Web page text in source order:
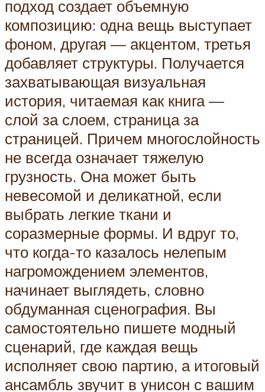
подход создает объемную
композицию: одна вещь выступает
фоном, другая — акцентом, третья
добавляет структуры. Получается
захватывающая визуальная
история, читаемая как книга —
слой за слоем, страница за
страницей. Причем многослойность
не всегда означает тяжелую
грузность. Она может быть
невесомой и деликатной, если
выбрать легкие ткани и
соразмерные формы. И вдруг то,
что когда-то казалось нелепым
нагромождением элементов,
начинает выглядеть, словно
обдуманная сценография. Вы
самостоятельно пишете модный
сценарий, где каждая вещь
исполняет свою партию, а итоговый
ансамбль звучит в унисон с вашим